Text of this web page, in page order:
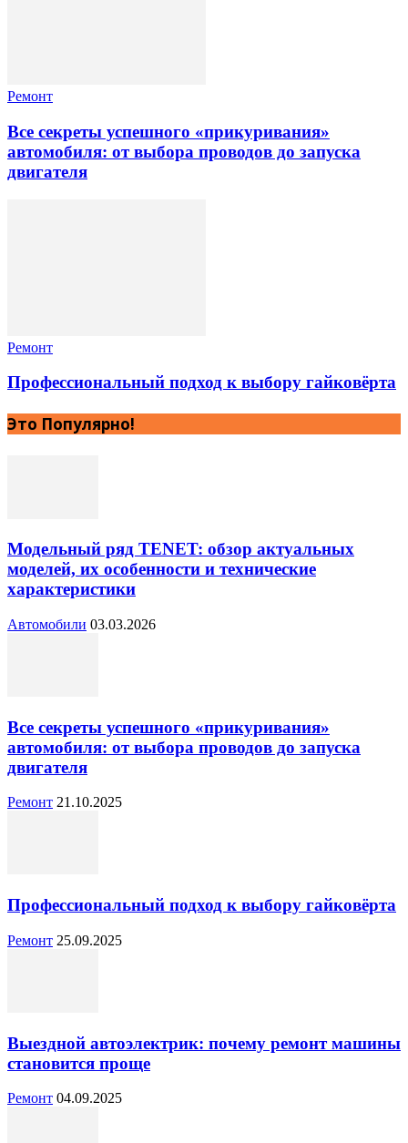
Ремонт
Все секреты успешного «прикуривания»
автомобиля: от выбора проводов до запуска
двигателя
Ремонт
Профессиональный подход к выбору гайковёрта
Это Популярно!
Модельный ряд TENET: обзор актуальных
моделей, их особенности и технические
характеристики
Автомобили 03.03.2026
Все секреты успешного «прикуривания»
автомобиля: от выбора проводов до запуска
двигателя
Ремонт 21.10.2025
Профессиональный подход к выбору гайковёрта
Ремонт 25.09.2025
Выездной автоэлектрик: почему ремонт машины
становится проще
Ремонт 04.09.2025